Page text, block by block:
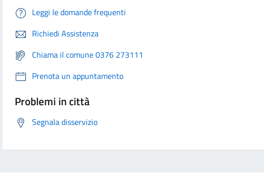
Leggi le domande frequenti
Richiedi Assistenza
Chiama il comune 0376 273111
Prenota un appuntamento
Problemi in città
Segnala disservizio